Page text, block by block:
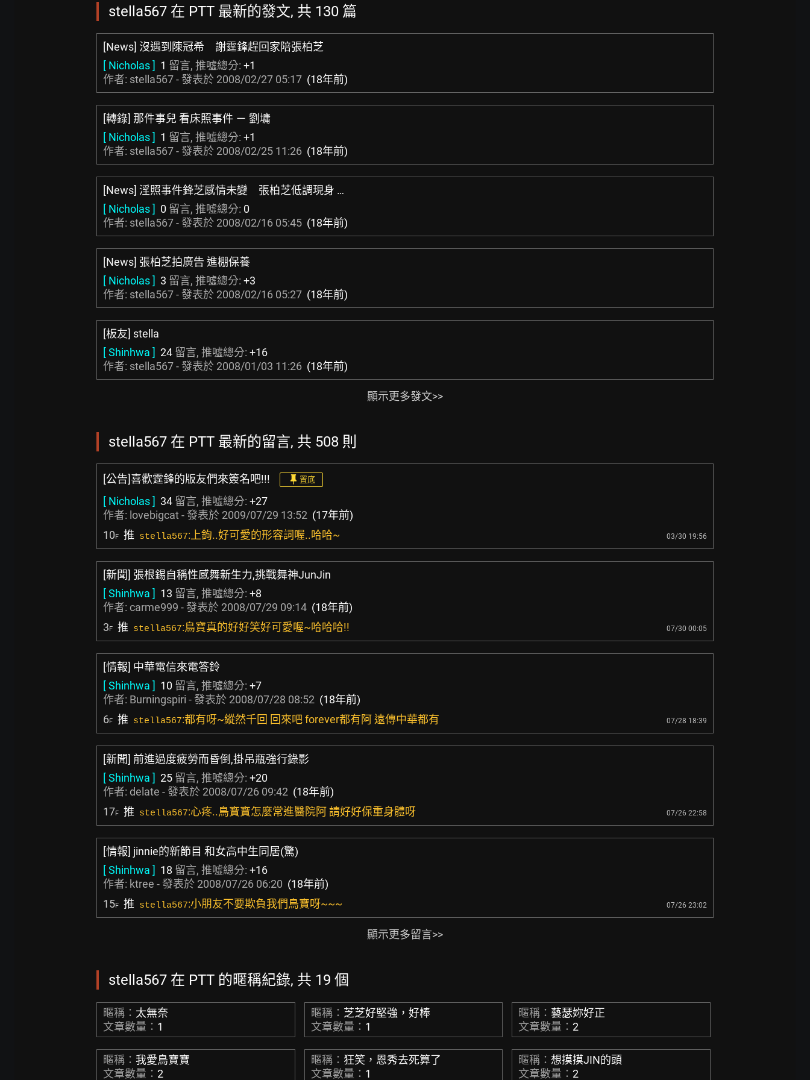
stella567 在 PTT 最新的發文, 共 130 篇
[News] 沒遇到陳冠希 謝霆鋒趕回家陪張柏芝
[ Nicholas ] 1 留言, 推噓總分: +1
作者: stella567 - 發表於 2008/02/27 05:17 (18年前)
[轉錄] 那件事兒 看床照事件 － 劉墉
[ Nicholas ] 1 留言, 推噓總分: +1
作者: stella567 - 發表於 2008/02/25 11:26 (18年前)
[News] 淫照事件鋒芝感情未變 張柏芝低調現身 …
[ Nicholas ] 0 留言, 推噓總分: 0
作者: stella567 - 發表於 2008/02/16 05:45 (18年前)
[News] 張柏芝拍廣告 進棚保養
[ Nicholas ] 3 留言, 推噓總分: +3
作者: stella567 - 發表於 2008/02/16 05:27 (18年前)
[板友] stella
[ Shinhwa ] 24 留言, 推噓總分: +16
作者: stella567 - 發表於 2008/01/03 11:26 (18年前)
顯示更多發文>>
stella567 在 PTT 最新的留言, 共 508 則
[公告]喜歡霆鋒的版友們來簽名吧!!! 置底
[ Nicholas ] 34 留言, 推噓總分: +27
作者: lovebigcat- 發表於 2009/07/29 13:52 (17年前)
10F 推 stella567:上鉤..好可愛的形容詞喔..哈哈~ 03/30 19:56
[新聞] 張根錫自稱性感舞新生力,挑戰舞神JunJin
[ Shinhwa ] 13 留言, 推噓總分: +8
作者: carme999 - 發表於 2008/07/29 09:14 (18年前)
3F 推 stella567:鳥寶真的好好笑好可愛喔~哈哈哈!! 07/30 00:05
[情報] 中華電信來電答鈴
[ Shinhwa ] 10 留言, 推噓總分: +7
作者: Burningspiri - 發表於 2008/07/28 08:52 (18年前)
6F 推 stella567:都有呀~縱然千回 回來吧 forever都有阿 遠傳中華都有 07/28 18:39
[新聞] 前進過度疲勞而昏倒,掛吊瓶強行錄影
[ Shinhwa ] 25 留言, 推噓總分: +20
作者: delate - 發表於 2008/07/26 09:42 (18年前)
17F 推 stella567:心疼..鳥寶寶怎麼常進醫院阿 請好好保重身體呀 07/26 22:58
[情報] jinnie的新節目 和女高中生同居(驚)
[ Shinhwa ] 18 留言, 推噓總分: +16
作者: ktree - 發表於 2008/07/26 06:20 (18年前)
15F 推 stella567:小朋友不要欺負我們鳥寶呀~~~ 07/26 23:02
顯示更多留言>>
stella567 在 PTT 的暱稱紀錄, 共 19 個
暱稱： 太無奈
文章數量： 1
暱稱： 芝芝好堅強，好棒
文章數量： 1
暱稱： 藝瑟妳好正
文章數量：2
暱稱： 我愛鳥寶寶
文章數量： 2
暱稱： 狂笑，恩秀去死算了
文章數量： 1
暱稱：想摸摸JIN的頭
文章數量：2